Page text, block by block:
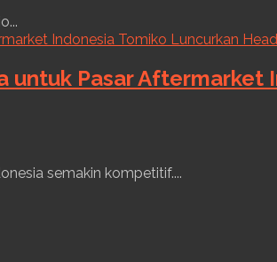
untuk Pasar
semakin kompetitif....